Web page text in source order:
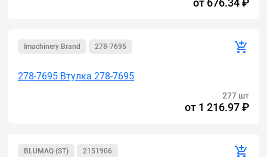
от 676.34 ₽
Imachinery Brand 278-7695
278-7695 Втулка 278-7695
277 шт
от 1 216.97 ₽
BLUMAQ (ST) 2151906